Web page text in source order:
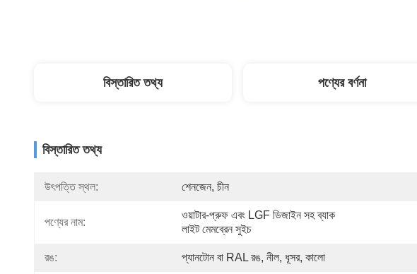
বিস্তারিত তথ্য পণ্যের বর্ণনা
বিস্তারিত তথ্য
উৎপত্তি স্থল: শেনজেন, চীন
পণ্যের নাম:
ওয়াটার-প্রুফ এবং LGF ডিজাইন সহ ব্যাক
লাইট মেমব্রেন সুইচ
রঙ: প্যানটোন বা RAL রঙ, নীল, ধূসর, কালো